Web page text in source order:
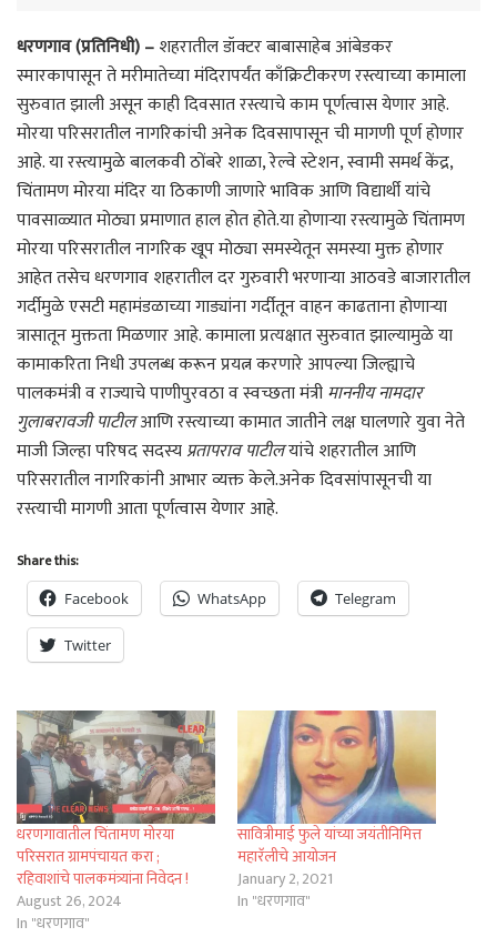
धरणगाव (प्रतिनिधी) –शहरातील डॉक्टर बाबासाहेब आंबेडकर
स्मारकापासून ते मरीमातेच्या मंदिरापर्यंत काँक्रिटीकरण रस्त्याच्या कामाला
सुरुवात झाली असून काही दिवसात रस्त्याचे काम पूर्णत्वास येणार आहे.
मोरया परिसरातील नागरिकांची अनेक दिवसापासून ची मागणी पूर्ण होणार
आहे. या रस्त्यामुळे बालकवी ठोंबरे शाळा, रेल्वे स्टेशन, स्वामी समर्थ केंद्र,
चिंतामण मोरया मंदिर या ठिकाणी जाणारे भाविक आणि विद्यार्थी यांचे
पावसाळ्यात मोठ्या प्रमाणात हाल होत होते.या होणाऱ्या रस्त्यामुळे चिंतामण
मोरया परिसरातील नागरिक खूप मोठ्या समस्येतून समस्या मुक्त होणार
आहेत तसेच धरणगाव शहरातील दर गुरुवारी भरणाऱ्या आठवडे बाजारातील
गर्दीमुळे एसटी महामंडळाच्या गाड्यांना गर्दीतून वाहन काढताना होणाऱ्या
त्रासातून मुक्तता मिळणार आहे. कामाला प्रत्यक्षात सुरुवात झाल्यामुळे या
कामाकरिता निधी उपलब्ध करून प्रयत्न करणारे आपल्या जिल्ह्याचे
पालकमंत्री व राज्याचे पाणीपुरवठा व स्वच्छता मंत्रीमाननीय नामदार
गुलाबरावजी पाटीलआणि रस्त्याच्या कामात जातीने लक्ष घालणारे युवा नेते
माजी जिल्हा परिषद सदस्यप्रतापराव पाटीलयांचे शहरातील आणि
परिसरातील नागरिकांनी आभार व्यक्त केले.अनेक दिवसांपासूनची या
रस्त्याची मागणी आता पूर्णत्वास येणार आहे.
Share this:
Facebook WhatsApp Telegram
Twitter
धरणगावातील चिंतामण मोरया
परिसरात ग्रामपंचायत करा ;
रहिवाशांचे पालकमंत्र्यांना निवेदन !
August 26, 2024
In "धरणगाव"
सावित्रीमाई फुले यांच्या जयंतीनिमित्त
महारॅलीचे आयोजन
January 2, 2021
In "धरणगाव"